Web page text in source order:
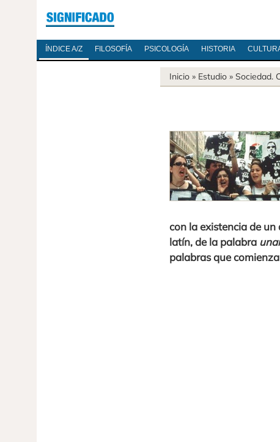
ÍNDICE A/Z FILOSOFÍA PSICOLOGÍA HISTORIA
Inicio » Estudio » Sociedad.
con la existencia de
latín, de la palabra
palabras que